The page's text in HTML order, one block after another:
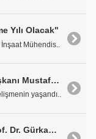
Yılı Olacak"
Mühendis..
TÜREB Yönetim Kurulu Başkanı Mustafa Serdar Ataseven: "Yerli ve Hiç Tükenmeyecek Olan Rüzgar Kaynağını, Enerji Dış Borcumuzun Azaltılması İçin Süratle Kullanmalıyız"
yaşandı..
IAEE Başkan Yardımcısı Prof. Dr. Gürkan Kumbaroğlu: "Önümüzdeki Yıl Enerji Sektörünün, Türkiye'de Eşi Benzeri Olmayan Bir Dünya Konferansı ile Karşılaşacağı Ortada"